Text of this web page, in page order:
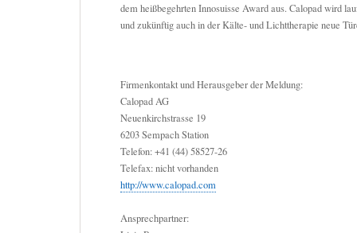
dem heißbegehrten Innosuisse Award aus. Calopad wird
und zukünftig auch in der Kälte- und Lichttherapie neue
Firmenkontakt und Herausgeber der Meldung:
Calopad AG
Neuenkirchstrasse 19
6203 Sempach Station
Telefon: +41 (44) 58527-26
Telefax: nicht vorhanden
http://www.calopad.com
Ansprechpartner: